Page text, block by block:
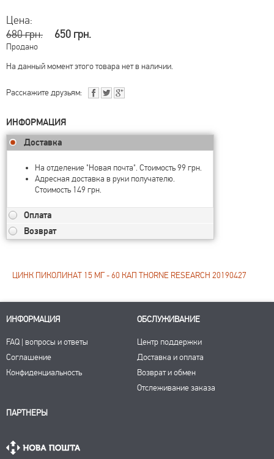
Цена:
680 грн.
650 грн.
Продано
На данный момент этого товара нет в наличии.
Расскажите друзьям:
ИНФОРМАЦИЯ
Доставка
На отделение "Новая почта". Стоимость 99 грн.
Адресная доставка в руки получателю.
Стоимость 149 грн.
Оплата
Возврат
ЦИНК ПИКОЛИНАТ 15 МГ - 60 КАП THORNE RESEARCH 20190427
ИНФОРМАЦИЯ
FAQ | вопросы и ответы
Соглашение
Конфиденциальность
ОБСЛУЖИВАНИЕ
Центр поддержки
Доставка и оплата
Возврат и обмен
Отслеживание заказа
ПАРТНЕРЫ